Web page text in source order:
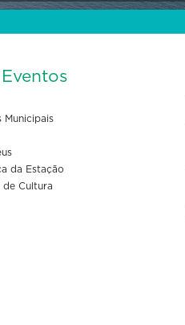
Municipais
da Estação
de Cultura